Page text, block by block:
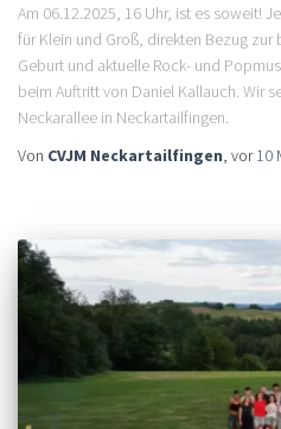
Am 06.12.2025, 16 Uhr, ist es soweit!
für Klein und Groß, direkten Bezug
Geburt und aktuelle Rock- und
beim Auftritt von Daniel Kallauch. Wir
Neckarallee in Neckartailfingen.
Von CVJM Neckartailfingen, vor10